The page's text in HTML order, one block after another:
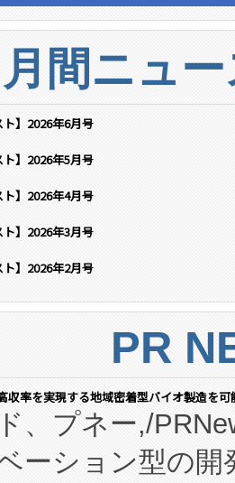
月間ニュ
ト】2026年6月号
ト】2026年5月号
ト】2026年4月号
ト】2026年3月号
ト】2026年2月号
PR
収率を実現する地域密着型バイオ製造を
、プネー,/
ーション型の